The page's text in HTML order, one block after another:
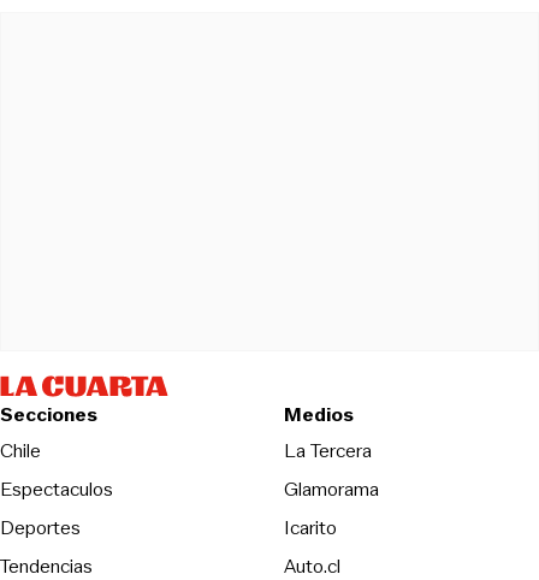
Secciones
Chile
Espectaculos
Deportes
Tendencias
Medios
La TerceraOpens in new
Glamorama
Icarito
Auto.cl